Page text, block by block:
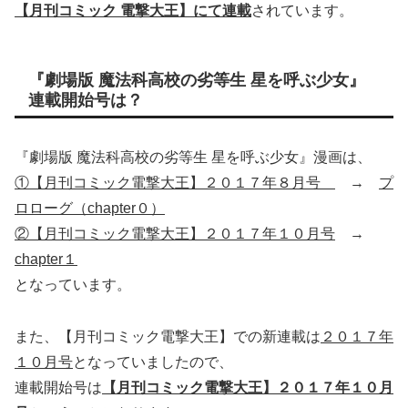
【月刊コミック 電撃大王】にて連載されています。
『劇場版 魔法科高校の劣等生 星を呼ぶ少女』
連載開始号は？
『劇場版 魔法科高校の劣等生 星を呼ぶ少女』漫画は、
①【月刊コミック電撃大王】２０１７年８月号
→ プ
ロローグ（chapter０）
②【月刊コミック電撃大王】２０１７年１０月号 →
chapter１
となっています。
また、【月刊コミック電撃大王】での新連載は ２０１７年
１０月号となっていましたので、
連載開始号は 【月刊コミック電撃大王】２０１７年１０月